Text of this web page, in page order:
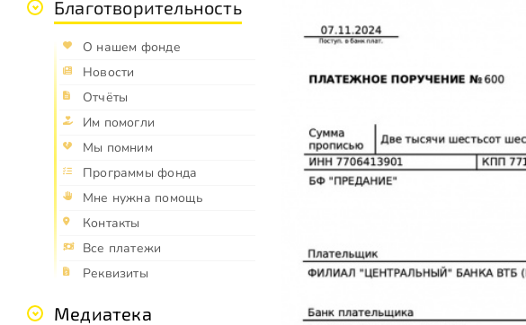
Благотворительность
О нашем фонде
Новости
Отчёты
Им помогли
Мы помним
Программы фонда
Мне нужна помощь
Контакты
Все платежи
Реквизиты
Медиатека